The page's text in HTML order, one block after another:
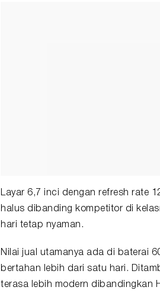
Layar 6,7 inci dengan refresh rate
halus dibanding kompetitor di
hari tetap nyaman.
Nilai jual utamanya ada di baterai
bertahan lebih dari satu hari.
terasa lebih modern dibandingkan